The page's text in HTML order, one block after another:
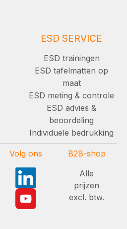
ESD SERVICE
ESD trainingen
ESD tafelmatten op
maat
ESD meting & controle
ESD advies &
beoordeling
Individuele bedrukking
Volg ons
B2B-shop
Alle
prijzen
excl. btw.